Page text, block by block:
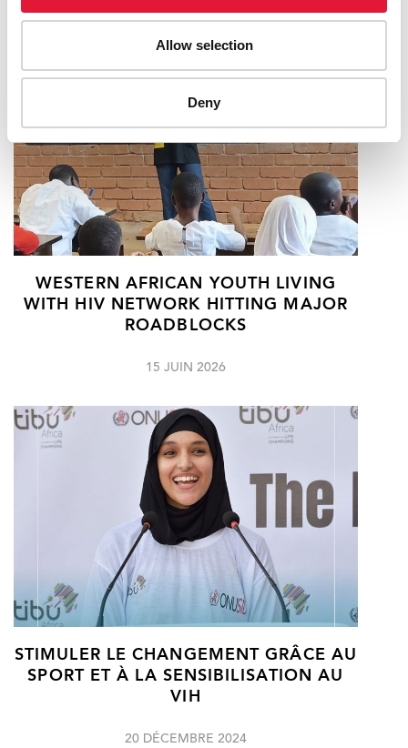
Allow selection
Deny
WESTERN AFRICAN YOUTH LIVING
WITH HIV NETWORK HITTING MAJOR
ROADBLOCKS
15 JUIN 2026
STIMULER LE CHANGEMENT GRÂCE AU
SPORT ET À LA SENSIBILISATION AU
VIH
20 DÉCEMBRE 2024